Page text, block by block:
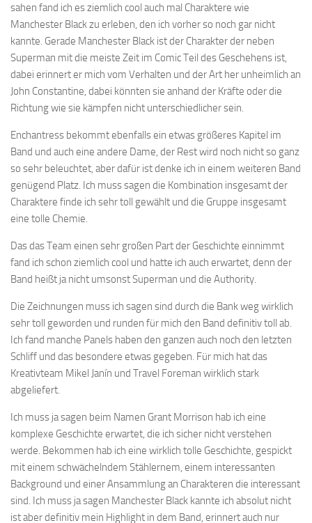
sahen fand ich es ziemlich cool auch mal Charaktere wie
Manchester Black zu erleben, den ich vorher so noch gar nicht
kannte. Gerade Manchester Black ist der Charakter der neben
Superman mit die meiste Zeit im Comic Teil des Geschehens ist,
dabei erinnert er mich vom Verhalten und der Art her unheimlich an
John Constantine, dabei könnten sie anhand der Kräfte oder die
Richtung wie sie kämpfen nicht unterschiedlicher sein.
Enchantress bekommt ebenfalls ein etwas größeres Kapitel im
Band und auch eine andere Dame, der Rest wird noch nicht so ganz
so sehr beleuchtet, aber dafür ist denke ich in einem weiteren Band
genügend Platz. Ich muss sagen die Kombination insgesamt der
Charaktere finde ich sehr toll gewählt und die Gruppe insgesamt
eine tolle Chemie.
Das das Team einen sehr großen Part der Geschichte einnimmt
fand ich schon ziemlich cool und hatte ich auch erwartet, denn der
Band heißt ja nicht umsonst Superman und die Authority.
Die Zeichnungen muss ich sagen sind durch die Bank weg wirklich
sehr toll geworden und runden für mich den Band definitiv toll ab.
Ich fand manche Panels haben den ganzen auch noch den letzten
Schliff und das besondere etwas gegeben. Für mich hat das
Kreativteam Mikel Janín und Travel Foreman wirklich stark
abgeliefert.
Ich muss ja sagen beim Namen Grant Morrison hab ich eine
komplexe Geschichte erwartet, die ich sicher nicht verstehen
werde. Bekommen hab ich eine wirklich tolle Geschichte, gespickt
mit einem schwächelndem Stählernem, einem interessanten
Background und einer Ansammlung an Charakteren die interessant
sind. Ich muss ja sagen Manchester Black kannte ich absolut nicht
ist aber definitiv mein Highlight in dem Band, erinnert auch nur